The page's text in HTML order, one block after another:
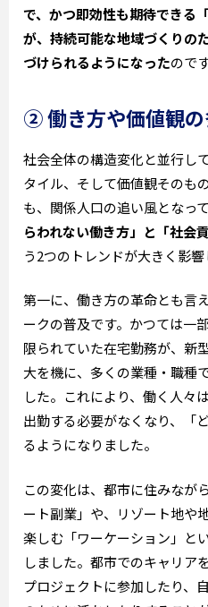
で、かつ即効性も期待できる
が、持続可能な地域づくりの
づけられるようになったのです
② 働き方や価値観
社会全体の構造変化と並行し
タイル、そして価値観そのも
も、関係人口の追い風となっ
らわれない働き方」と「社会
う2つのトレンドが大きく影響
第一に、働き方の革命とも言
ークの普及です。かつては一
限られていた在宅勤務が、新
大を機に、多くの業種・職種
した。これにより、働く人々
出勤する必要がなくなり、「
るようになりました。
この変化は、都市に住みなが
ート副業」や、リゾート地や
楽しむ「ワーケーション」と
しました。都市でのキャリア
プロジェクトに参加したり、